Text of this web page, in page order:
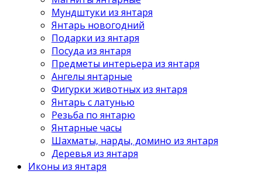
Мундштуки из янтаря
Янтарь новогодний
Подарки из янтаря
Посуда из янтаря
Предметы интерьера из янтаря
Ангелы янтарные
Фигурки животных из янтаря
Янтарь с латунью
Резьба по янтарю
Янтарные часы
Шахматы, нарды, домино из янтаря
Деревья из янтаря
Иконы из янтаря